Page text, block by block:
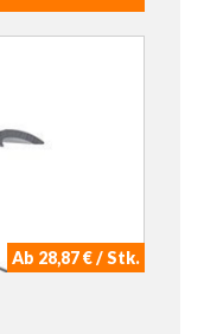
Ab 28,87 € / Stk.